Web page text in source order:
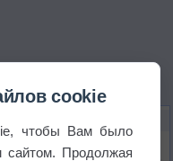
cookie
чтобы Вам было
сайтом. Продолжая